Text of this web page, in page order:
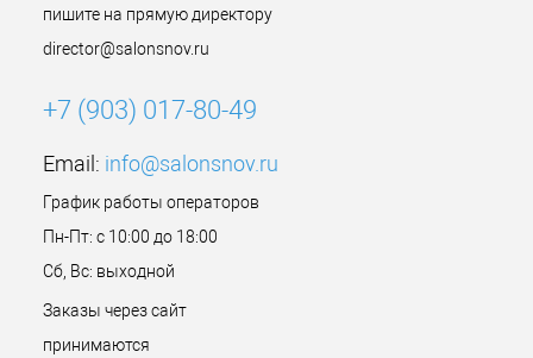
пишите на прямую директору
director@salonsnov.ru
+7 (903) 017-80-49
Email: info@salonsnov.ru
График работы операторов
Пн-Пт: с 10:00 до 18:00
Сб, Вс: выходной
Заказы через сайт
принимаются